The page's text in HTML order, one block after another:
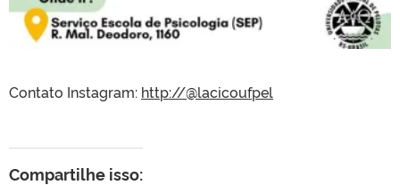
Contato Instagram: http://@lacicoufpel
Compartilhe isso: